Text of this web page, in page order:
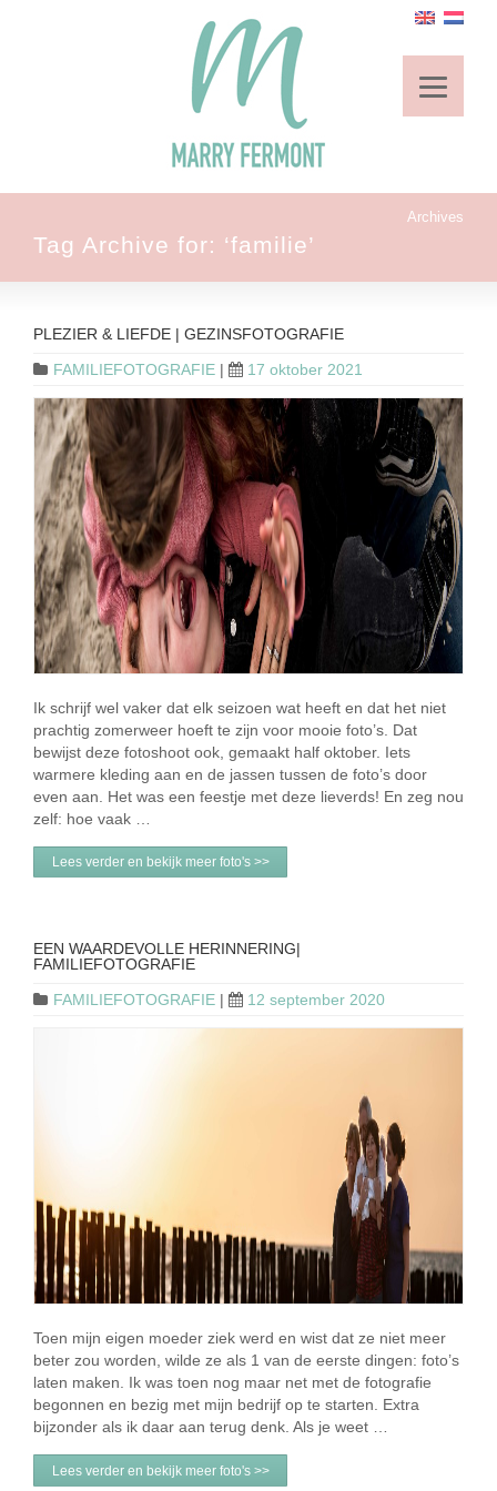
Archives
Tag Archive for: ‘familie’
PLEZIER & LIEFDE | GEZINSFOTOGRAFIE
FAMILIEFOTOGRAFIE | 17 oktober 2021
Ik schrijf wel vaker dat elk seizoen wat heeft en dat het niet
prachtig zomerweer hoeft te zijn voor mooie foto’s. Dat
bewijst deze fotoshoot ook, gemaakt half oktober. Iets
warmere kleding aan en de jassen tussen de foto’s door
even aan. Het was een feestje met deze lieverds! En zeg nou
zelf: hoe vaak …
Lees verder en bekijk meer foto's >>
EEN WAARDEVOLLE HERINNERING|
FAMILIEFOTOGRAFIE
FAMILIEFOTOGRAFIE | 12 september 2020
Toen mijn eigen moeder ziek werd en wist dat ze niet meer
beter zou worden, wilde ze als 1 van de eerste dingen: foto’s
laten maken. Ik was toen nog maar net met de fotografie
begonnen en bezig met mijn bedrijf op te starten. Extra
bijzonder als ik daar aan terug denk. Als je weet …
Lees verder en bekijk meer foto's >>